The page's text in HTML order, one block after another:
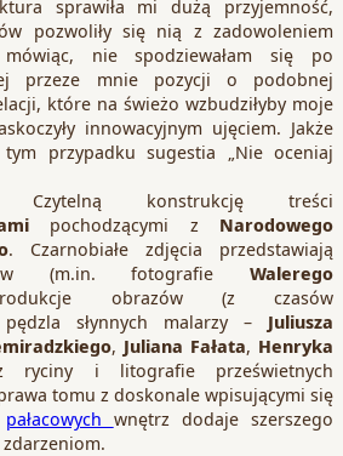
sprawiła mi dużą przyjemność,
pozwoliły się nią z zadowoleniem
nie spodziewałam się po
przeze mnie pozycji o podobnej
które na świeżo wzbudziłyby moje
innowacyjnym ujęciem. Jakże
przypadku sugestia „Nie oceniaj
treści
pochodzącymi z Narodowego
. Czarnobiałe zdjęcia przedstawiają
(m.in. fotografie Walerego
obrazów (z czasów
pędzla słynnych malarzy – Juliusza
, Juliana Fałata, Henryka
ryciny i litografie prześwietnych
tomu z doskonale wpisującymi się
pałacowych wnętrz dodaje szerszego